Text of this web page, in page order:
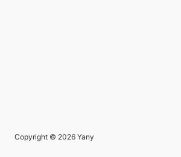
Copyright © 2026 Yany